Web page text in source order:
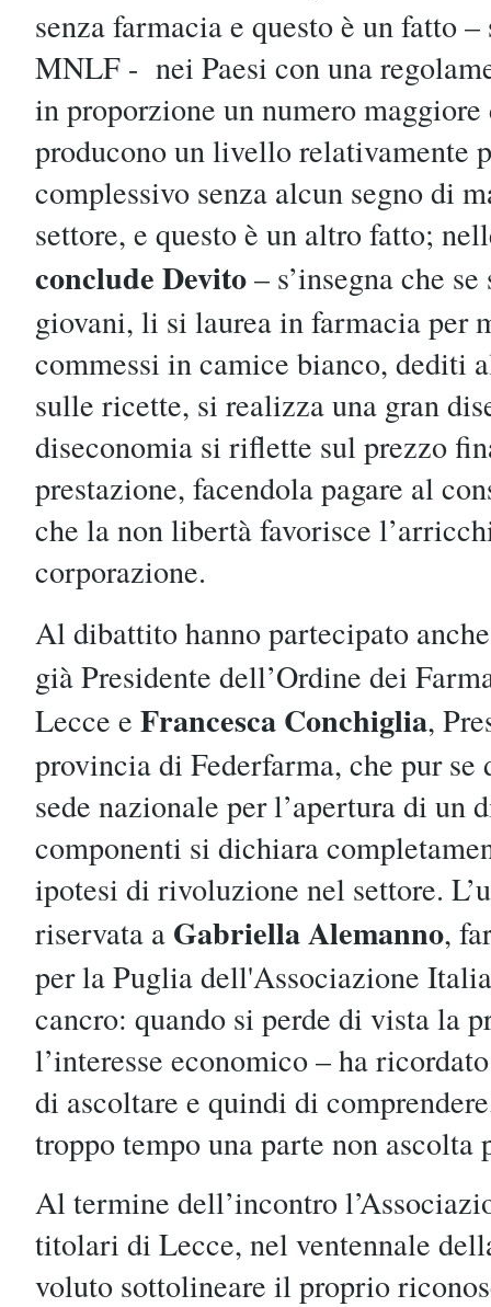
senza farmacia e questo è un fatto
MNLF - nei Paesi con una
in proporzione un numero
producono un livello relativamente
complessivo senza alcun segno di
settore, e questo è un altro fatto;
conclude Devito– s’insegna che
giovani, li si laurea in farmacia per
commessi in camice bianco, dediti
sulle ricette, si realizza una gran
diseconomia si riflette sul prezzo
prestazione, facendola pagare al
che la non libertà favorisce
corporazione.
Al dibattito hanno partecipato
già Presidente dell’Ordine dei
Lecce e Francesca Conchiglia,
provincia di Federfarma, che pur se
sede nazionale per l’apertura di un
componenti si dichiara
ipotesi di rivoluzione nel settore.
riservata a Gabriella Alemanno,
per la Puglia dell'Associazione
cancro: quando si perde di vista la
l’interesse economico – ha
di ascoltare e quindi di
troppo tempo una parte non ascolta
Al termine dell’incontro
titolari di Lecce, nel ventennale
voluto sottolineare il proprio